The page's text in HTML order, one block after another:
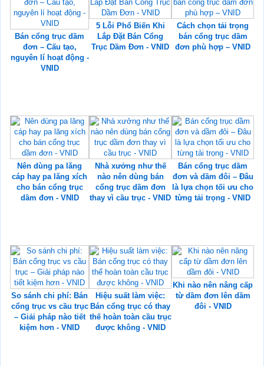
Bán cổng trục dầm
đơn – Cấu tạo,
nguyên lí hoạt động -
VNID
5 Lỗi Phổ Biến Khi
Lắp Đặt Bán Cổng
Trục Dầm Đơn - VNID
Cách chọn tải trọng
bán cổng trục dầm
đơn phù hợp – VNID
Nên dùng pa lăng
cáp hay pa lăng xích
cho bán cổng trục
dầm đơn - VNID
Nhà xưởng như thế
nào nên dùng bán
cổng trục dầm đơn
thay vì cầu trục - VNID
Bán cổng trục dầm
đơn và dầm đôi – Đâu
là lựa chọn tối ưu cho
từng tải trọng - VNID
So sánh chi phí: Bán
cổng trục vs cầu trục
– Giải pháp nào tiết
kiệm hơn - VNID
Hiệu suất làm việc:
Bán cổng trục có thay
thế hoàn toàn cầu trục
được không - VNID
Khi nào nên nâng cấp
từ dầm đơn lên dầm
đôi - VNID